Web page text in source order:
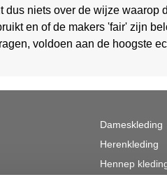
dus niets over de wijze
en of de makers 'fair' zijn
voldoen aan de hoogste
Dameskleding
Herenkleding
Hennep